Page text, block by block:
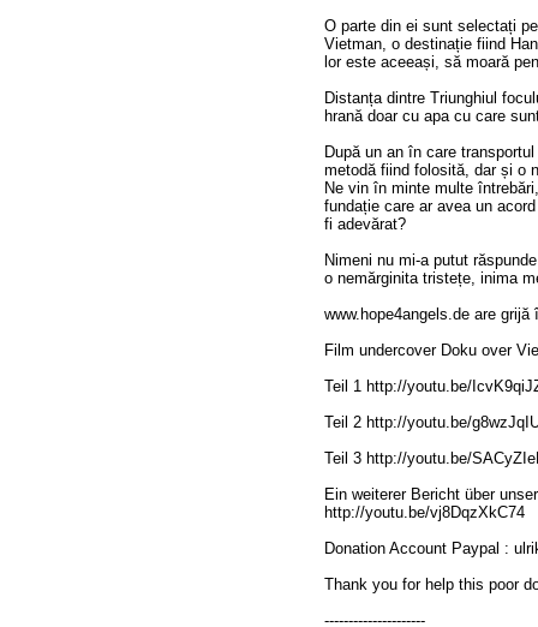
O parte din ei sunt selectați
Vietman, o destinație fiind
lor este aceeași, să moară
Distanța dintre Triunghiul
hrană doar cu apa cu care
După un an în care
metodă fiind folosită, dar și o
Ne vin în minte multe
fundație care ar avea un
fi adevărat?
Nimeni nu mi-a putut
o nemărginita tristețe, inima
www.hope4angels.de are
Film undercover Doku over
Teil 1 http://youtu.be/
Teil 2 http://youtu.be/
Teil 3 http://youtu.be/
Ein weiterer Bericht über
http://youtu.be/vj8DqzXkC74
Donation Account Paypal :
Thank you for help this poor
---------------------